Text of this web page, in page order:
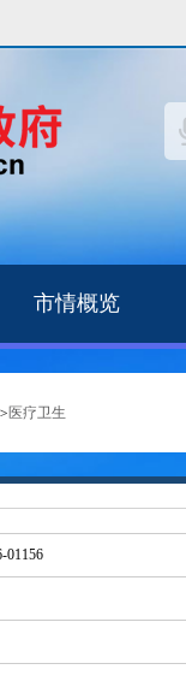
市情概览
> 医疗卫生
01156